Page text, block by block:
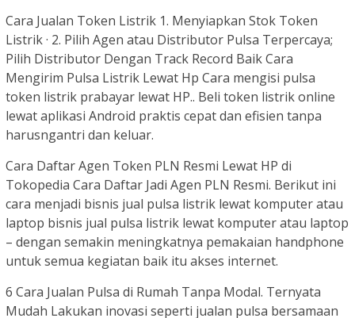
Cara Jualan Token Listrik 1. Menyiapkan Stok Token
Listrik · 2. Pilih Agen atau Distributor Pulsa Terpercaya;
Pilih Distributor Dengan Track Record Baik Cara
Mengirim Pulsa Listrik Lewat Hp Cara mengisi pulsa
token listrik prabayar lewat HP.. Beli token listrik online
lewat aplikasi Android praktis cepat dan efisien tanpa
harusngantri dan keluar.
Cara Daftar Agen Token PLN Resmi Lewat HP di
Tokopedia Cara Daftar Jadi Agen PLN Resmi. Berikut ini
cara menjadi bisnis jual pulsa listrik lewat komputer atau
laptop bisnis jual pulsa listrik lewat komputer atau laptop
– dengan semakin meningkatnya pemakaian handphone
untuk semua kegiatan baik itu akses internet.
6 Cara Jualan Pulsa di Rumah Tanpa Modal. Ternyata
Mudah Lakukan inovasi seperti jualan pulsa bersamaan